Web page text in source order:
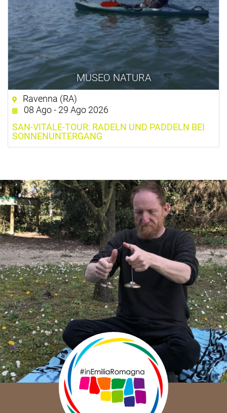
MUSEO NATURA
Ravenna (RA)
08 Ago - 29 Ago 2026
SAN-VITALE-TOUR: RADELN UND PADDELN BEI
SONNENUNTERGANG